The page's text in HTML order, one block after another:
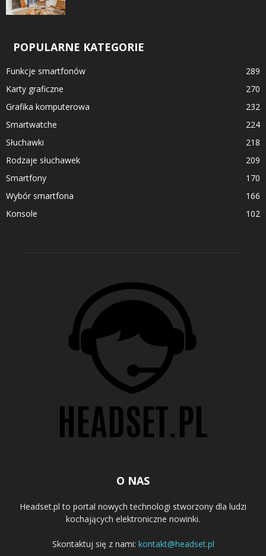
POPULARNE KATEGORIE
Funkcje smartfonów
289
Karty graficzne
270
Grafika komputerowa
232
Smartwatche
224
Słuchawki
218
Rodzaje słuchawek
209
Smartfony
170
Wybór smartfona
166
Konsole
102
O NAS
Headset.pl to portal nowych technologi stworzony dla ludzi
kochających elektroniczne nowinki.
Skontaktuj się z nami: kontakt@headset.pl